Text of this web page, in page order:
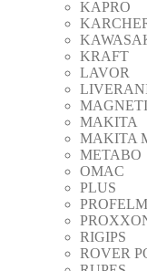
KAPRO
KRAFT
LAVOR
MAKITA
MAKITA
METABO
OMAC
PLUS
RIGIPS
ROVER